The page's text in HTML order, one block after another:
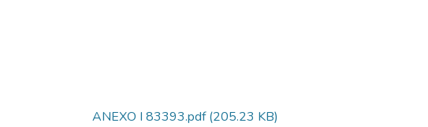
ANEXO I 83393.pdf(205.23 KB)